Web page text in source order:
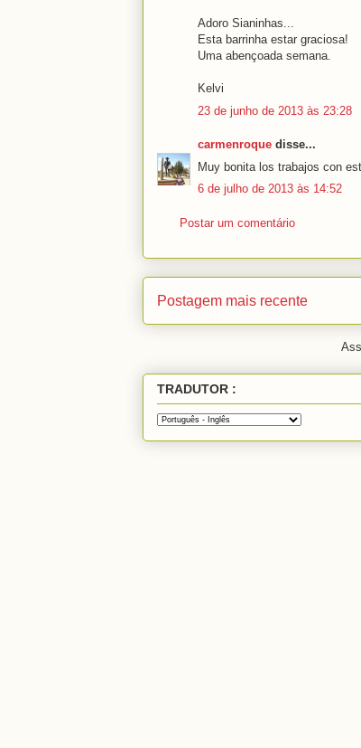
Adoro Sianinhas...
Esta barrinha estar graciosa!
Uma abençoada semana.
Kelvi
23 de junho de 2013 às 23:28
carmenroque disse...
Muy bonita los trabajos con
6 de julho de 2013 às 14:52
Postar um comentário
Postagem mais recente
TRADUTOR :